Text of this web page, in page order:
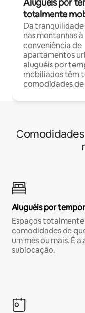
Aluguéis por
totalmente
Da tranquilidade
nas montanhas à
conveniência de
apartamentos
aluguéis por
mobiliados têm
comodidades de
Aluguéis por
Espaços
comodidades de
um mês ou mais. É
sublocação.